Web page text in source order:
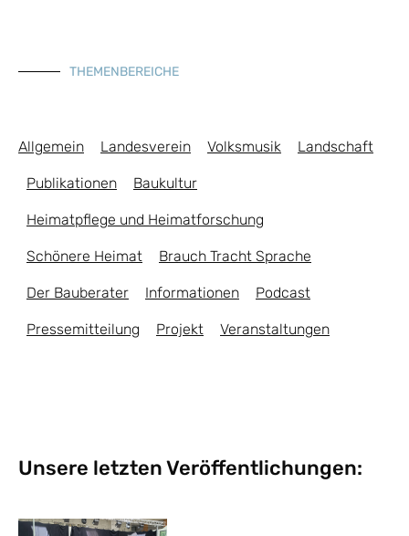
THEMENBEREICHE
Allgemein Landesverein Volksmusik Landschaft
Publikationen Baukultur
Heimatpflege und Heimatforschung
Schönere Heimat Brauch Tracht Sprache
Der Bauberater Informationen Podcast
Pressemitteilung Projekt Veranstaltungen
Unsere letzten Veröffentlichungen: